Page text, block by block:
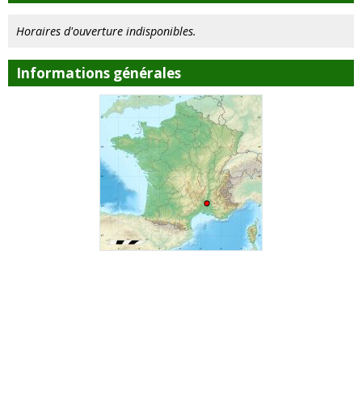
Horaires d'ouverture indisponibles.
Informations générales